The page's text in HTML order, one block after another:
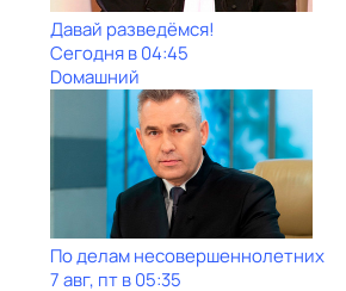
Давай рaзвeдёмся!
Сегодня в 04:45
Dомашний
По делам несовершеннолетних
7 авг, пт в 05:35